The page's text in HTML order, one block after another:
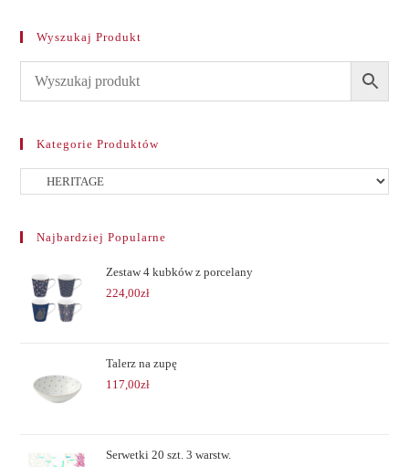
Wyszukaj Produkt
Kategorie Produktów
Najbardziej Popularne
Zestaw 4 kubków z porcelany
224,00zł
Talerz na zupę
117,00zł
Serwetki 20 szt. 3 warstw.